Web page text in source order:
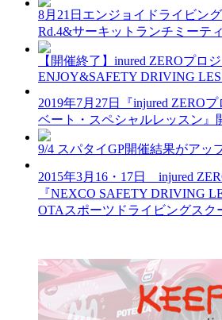
8月21日エンジョイドライビン
Rd.4&サーキットランチミーテ
【開催終了】inured ZEROプロ
ENJOY&SAFETY DRIVING
2019年7月27日『injured ZERO
ベート・スペシャルレッスン』
9/4 スパタイGP開催結果がアッ
2015年3月16・17日 injured
『NEXCO SAFETY DRIVING
OTAスポーツドライビングスク